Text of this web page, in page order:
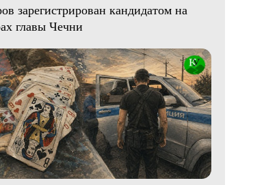
зарегистрирован кандидатом на
главы Чечни